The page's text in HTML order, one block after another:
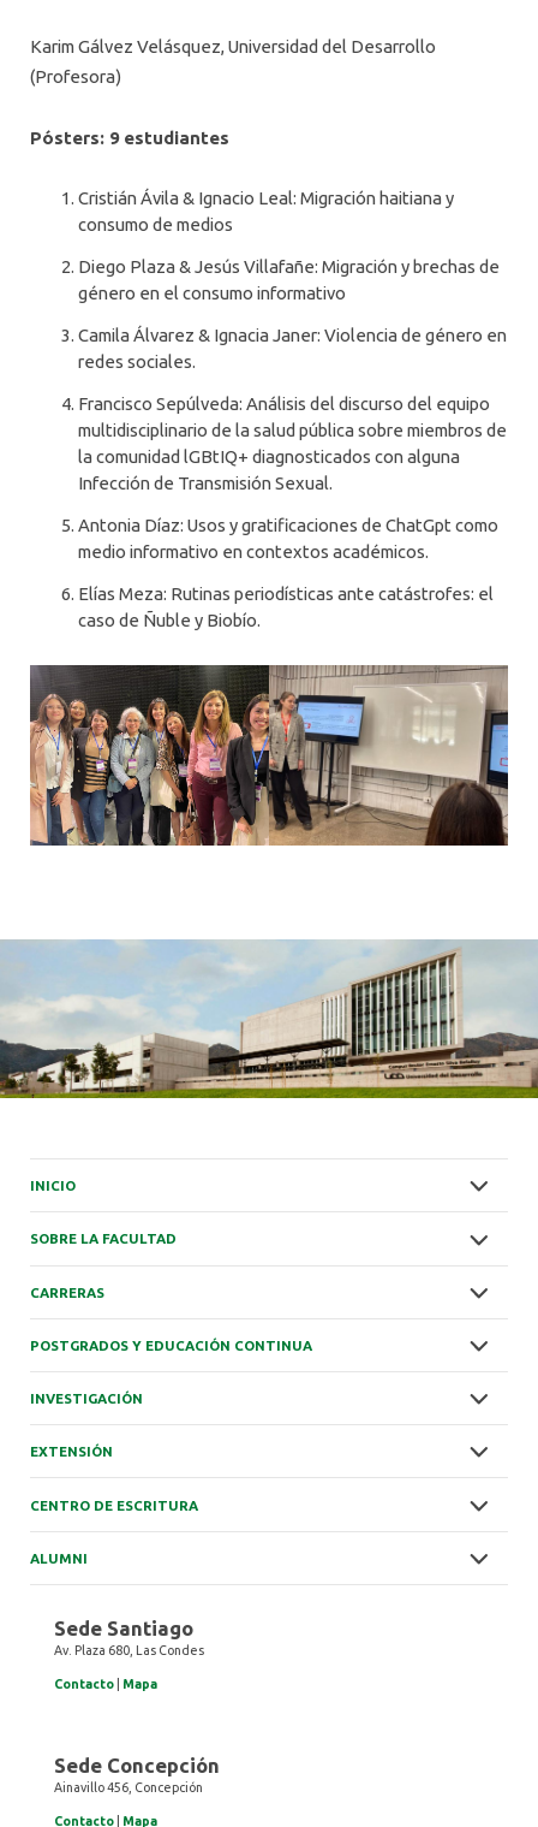
Karim Gálvez Velásquez, Universidad del Desarrollo
(Profesora)
Pósters: 9 estudiantes
Cristián Ávila & Ignacio Leal: Migración haitiana y
consumo de medios
Diego Plaza & Jesús Villafañe: Migración y brechas de
género en el consumo informativo
Camila Álvarez & Ignacia Janer: Violencia de género en
redes sociales.
Francisco Sepúlveda: Análisis del discurso del equipo
multidisciplinario de la salud pública sobre miembros de
la comunidad lGBtIQ+ diagnosticados con alguna
Infección de Transmisión Sexual.
Antonia Díaz: Usos y gratificaciones de ChatGpt como
medio informativo en contextos académicos.
Elías Meza: Rutinas periodísticas ante catástrofes: el
caso de Ñuble y Biobío.
INICIO
SOBRE LA FACULTAD
CARRERAS
POSTGRADOS Y EDUCACIÓN CONTINUA
INVESTIGACIÓN
EXTENSIÓN
CENTRO DE ESCRITURA
ALUMNI
Sede Santiago
Av. Plaza 680, Las Condes
Contacto Mapa
Sede Concepción
Ainavillo 456, Concepción
Contacto Mapa